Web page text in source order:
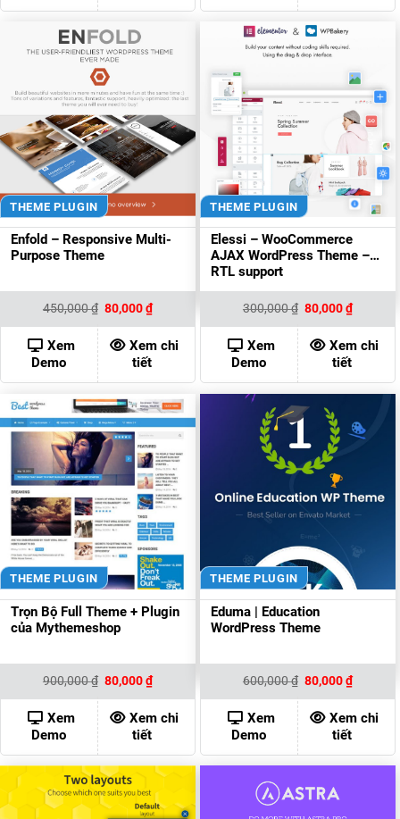
THEME PLUGIN
Enfold – Responsive Multi-
Purpose Theme
450,000₫ Giá
gốc
là:
450,000 ₫.
80,000₫Giá
hiện
tại
là:
80,000 ₫.
Xem
Demo
Xem chi
tiết
THEME PLUGIN
Elessi – WooCommerce
AJAX WordPress Theme –
RTL support
300,000₫ Giá
gốc
là:
300,000 ₫.
80,000₫Giá
hiện
tại
là:
80,000
Xem
Demo
Xem chi
tiết
THEME PLUGIN
Trọn Bộ Full Theme + Plugin
của Mythemeshop
900,000₫ Giá
gốc
là:
900,000 ₫.
80,000₫Giá
hiện
tại
là:
80,000 ₫.
Xem
Demo
Xem chi
tiết
THEME PLUGIN
Eduma | Education
WordPress Theme
600,000₫ Giá
gốc
là:
600,000 ₫.
80,000₫Giá
hiện
tại
là:
80,000
Xem
Demo
Xem chi
tiết